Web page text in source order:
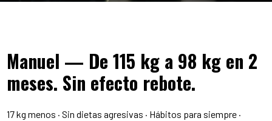
Manuel — De 115 kg a 98 kg en 2
meses. Sin efecto rebote.
17 kg menos · Sin dietas agresivas · Hábitos para siempre ·